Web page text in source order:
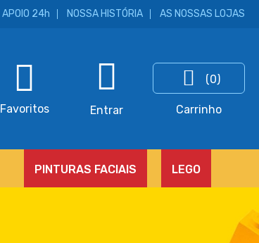
APOIO 24h NOSSA HISTÓRIA AS NOSSAS LOJAS
Favoritos Entrar
(0)
Carrinho
PINTURAS FACIAIS LEGO